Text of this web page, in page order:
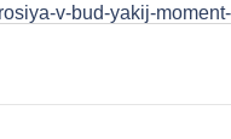
v-bud-yakij-